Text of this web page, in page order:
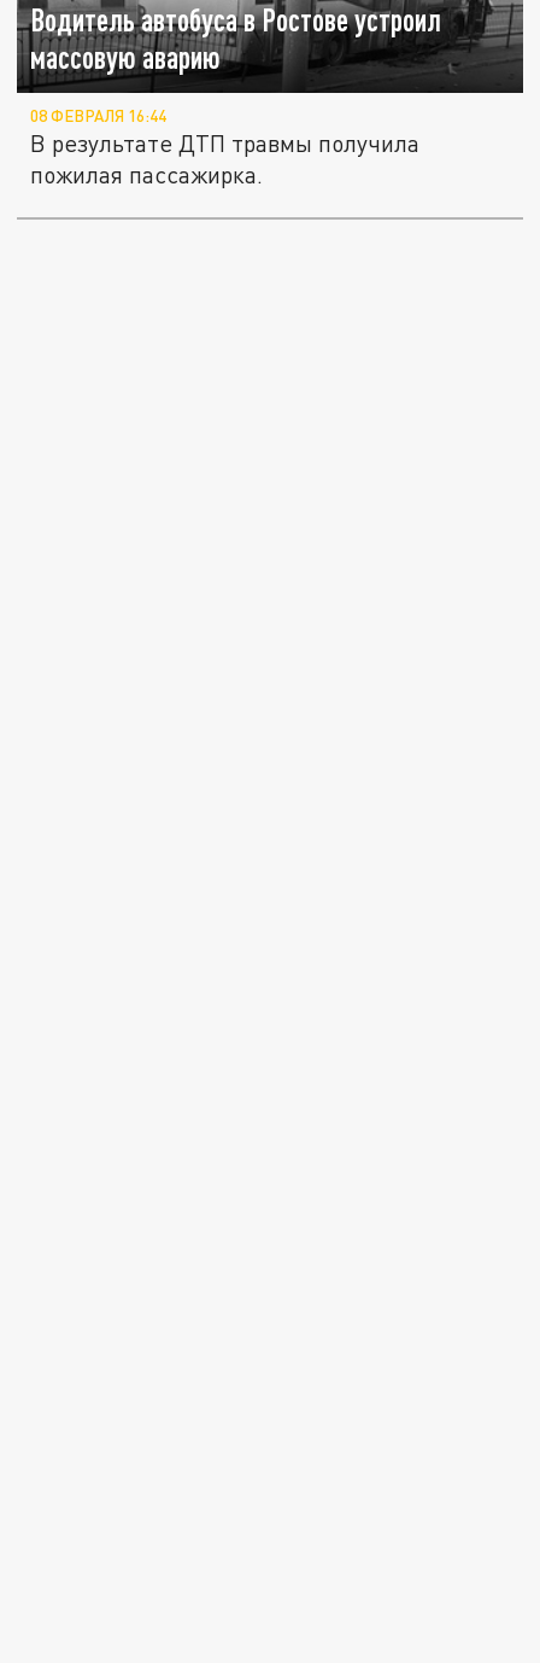
Водитель автобуса в Ростове устроил
массовую аварию
08 ФЕВРАЛЯ 16:44
В результате ДТП травмы получила
пожилая пассажирка.